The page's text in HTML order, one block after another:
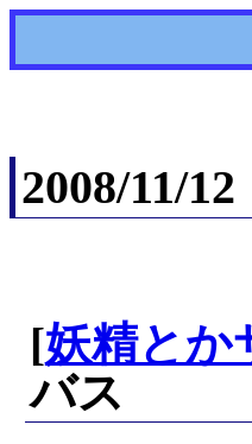
2008/11/12
[妖精とか
バス